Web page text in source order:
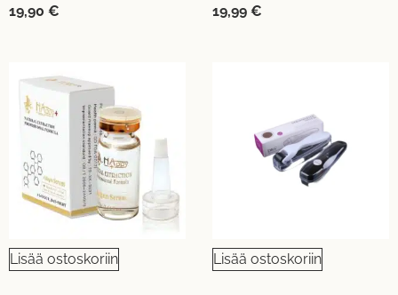
19,90 €
19,99 €
Lisää ostoskoriin Lisää ostoskoriin